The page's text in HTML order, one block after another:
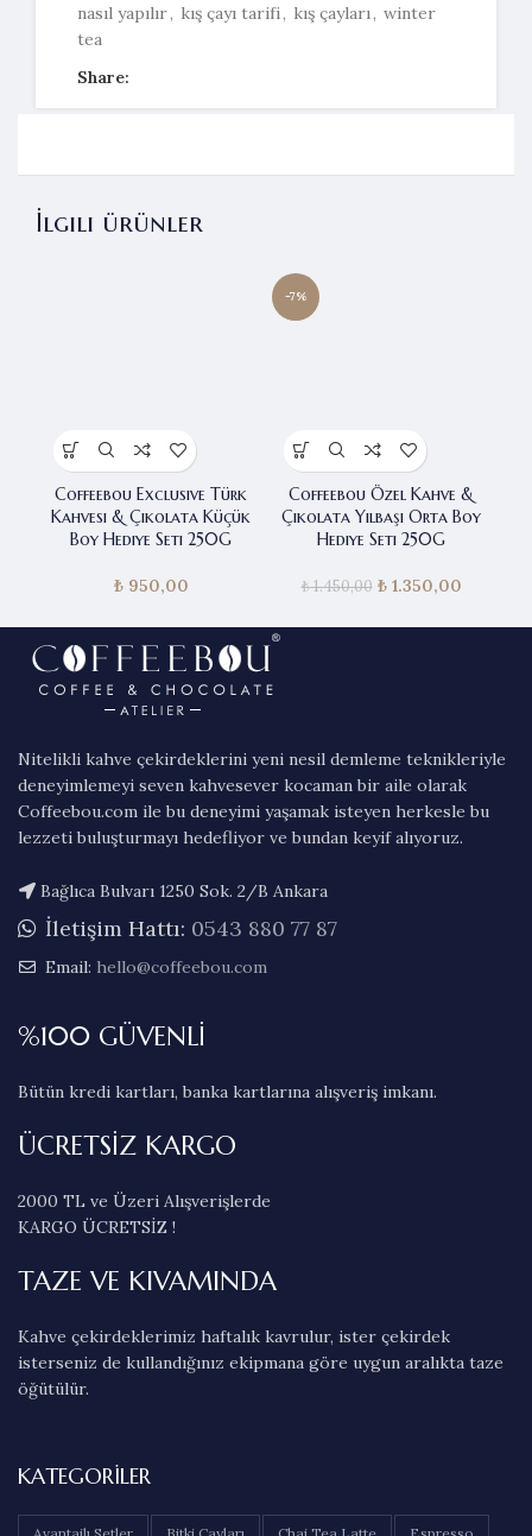
nasıl yapılır, kış çayı tarifi , kış çayları , winter
tea
Share:
İlgili ürünler
Coffeebou Exclusive Türk
Kahvesi & Çikolata Küçük
Boy Hediye Seti 250G
₺950,00
-7%
Coffeebou Özel Kahve &
Çikolata Yılbaşı Orta Boy
Hediye Seti 250G
₺1.450,00 Orijinal fiyat:
₺1.350,00
₺
Nitelikli kahve çekirdeklerini yeni nesil demleme teknikleriyle
deneyimlemeyi seven kahvesever kocaman bir aile olarak
Coffeebou.com ile bu deneyimi yaşamak isteyen herkesle bu
lezzeti buluşturmayı hedefliyor ve bundan keyif alıyoruz.
Bağlıca Bulvarı 1250 Sok. 2/B Ankara
İletişim Hattı: 0543 880 77 87
Email: hello@coffeebou.com
%100 GÜVENLİ
Bütün kredi kartları, banka kartlarına alışveriş imkanı.
ÜCRETSİZ KARGO
2000 TL ve Üzeri Alışverişlerde
KARGO ÜCRETSİZ !
TAZE VE KIVAMINDA
Kahve çekirdeklerimiz haftalık kavrulur, ister çekirdek
isterseniz de kullandığınız ekipmana göre uygun aralıkta taze
öğütülür.
KATEGORILER
Avantajlı Setler Bitki Çayları Chai Tea Latte Espresso